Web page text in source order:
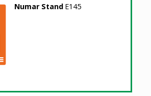
Numar Stand E145